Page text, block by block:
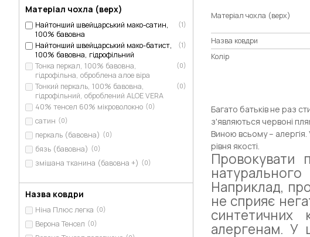
Матеріал чохла (верх)
Найтонший швейцарський мако-сатин,
100% бавовна
(1)
Найтонший швейцарський мако-батист,
100% бавовна, гідрофільний
(1)
Тонка перкал, 100% бавовна,
гідрофільна, оброблена алое віра
(0)
Тонкий перкаль, 100% бавовна,
гідрофільний, оброблений ALOE VERA
(0)
40% тенсел 60% мікроволокно (0)
сатин (0)
перкаль (бавовна) (0)
бязь (бавовна) (0)
змішана тканина (бавовна +) (0)
Назва ковдри
Ніна Плюс легка (0)
Верона Тенсел (0)
Матеріал чохла (верх)
Назва ковдри
Колір
Багато батьків не раз
з'являються червоні
Виною всьому –
рівня якості.
Провокувати
Наприклад,
не сприяє
синтетичних
алергенам. У